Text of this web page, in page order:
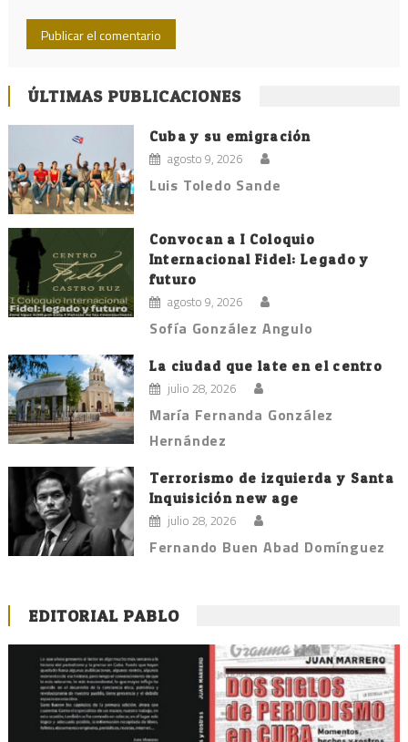
ÚLTIMAS PUBLICACIONES
Cuba y su emigración
agosto 9, 2026
Luis Toledo Sande
Convocan a I Coloquio
Internacional Fidel: Legado y
futuro
agosto 9, 2026
Sofía González Angulo
La ciudad que late en el centro
julio 28, 2026
María Fernanda González
Hernández
Terrorismo de izquierda y Santa
Inquisición new age
julio 28, 2026
Fernando Buen Abad Domínguez
EDITORIAL PABLO